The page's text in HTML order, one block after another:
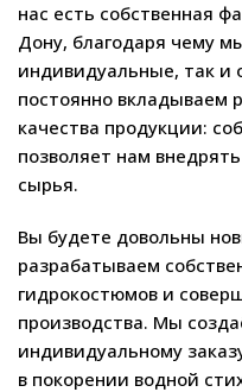
нас есть собственная
Дону, благодаря чему
индивидуальные, так и
постоянно вкладываем
качества продукции:
позволяет нам
сырья.
Вы будете довольны
разрабатываем
гидрокостюмов и
производства. Мы
индивидуальному
в покорении водной